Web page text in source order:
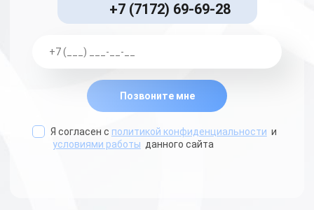
+7 (7172) 69-69-28
Позвоните мне
Я согласен с политикой конфиденциальности и
условиями работы данного сайта